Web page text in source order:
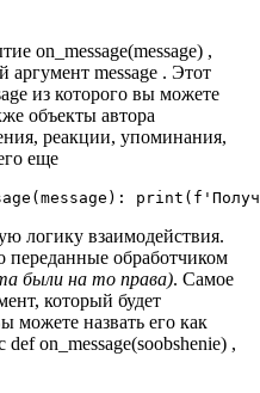
on_message(message) ,
аргумент message . Этот
из которого вы можете
объекты автора
реакции, упоминания,
еще
(message ): print ( f
логику взаимодействия.
переданные обработчиком
были на то права). Самое
который будет
можете назвать его как
on_message(soobshenie) ,